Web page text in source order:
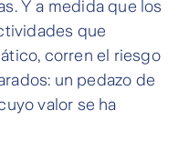
Y a medida que los
que
corren el riesgo
un pedazo de
valor se ha